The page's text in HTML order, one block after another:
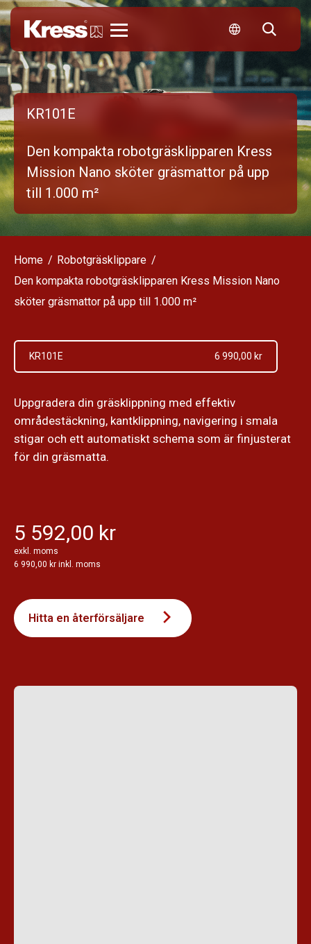
KR101E
Den kompakta robotgräsklipparen Kress
Mission Nano sköter gräsmattor på upp
till 1.000 m²
Home
Robotgräsklippare
Den kompakta robotgräsklipparen Kress Mission Nano
sköter gräsmattor på upp till 1.000 m²
KR101E 6 990,00 kr
Uppgradera din gräsklippning med effektiv
områdestäckning, kantklippning, navigering i smala
stigar och ett automatiskt schema som är finjusterat
för din gräsmatta.
5 592,00 kr
exkl. moms
6 990,00 kr inkl. moms
Hitta en återförsäljare